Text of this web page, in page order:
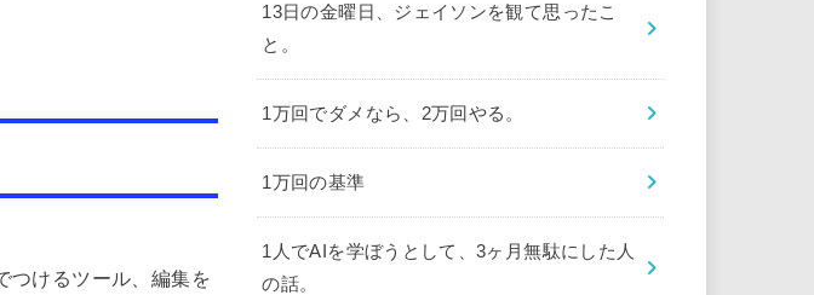
つけるツール、編集を
13日の金曜日、ジェイソンを観て思ったこ
と。
1万回でダメなら、2万回やる。
1万回の基準
1人でAIを学ぼうとして、3ヶ月無駄にした人
の話。